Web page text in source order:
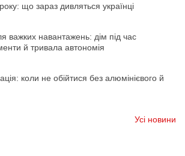
що зараз дивляться українці
важких навантажень: дім під час
й тривала автономія
коли не обійтися без алюмінієвого й
Усі новини